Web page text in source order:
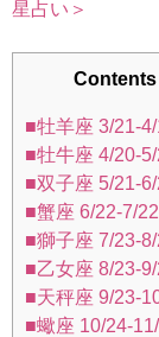
星占い＞
Contents
■牡羊座 3/21-
■牡牛座 4/20-
■双子座 5/21-
■蟹座 6/22-7/
■獅子座 7/23-
■乙女座 8/23-
■天秤座 9/23-
■蠍座 10/24-